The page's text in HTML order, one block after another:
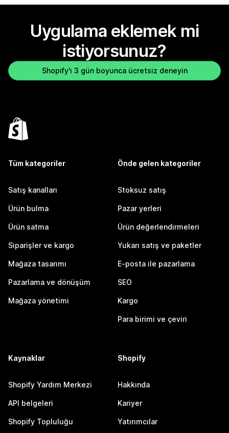
Uygulama eklemek mi
istiyorsunuz?
Shopify'ı 3 gün boyunca ücretsiz deneyin
Tüm kategoriler
Satış kanalları
Ürün bulma
Ürün satma
Siparişler ve kargo
Mağaza tasarımı
Pazarlama ve dönüşüm
Mağaza yönetimi
Önde gelen kategoriler
Stoksuz satış
Pazar yerleri
Ürün değerlendirmeleri
Yukarı satış ve paketler
E-posta ile pazarlama
SEO
Kargo
Para birimi ve çeviri
Kaynaklar
Shopify Yardım Merkezi
API belgeleri
Shopify Topluluğu
Shopify
Hakkında
Kariyer
Yatırımcılar